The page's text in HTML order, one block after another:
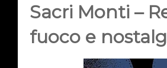
Sacri Monti –
fuoco e